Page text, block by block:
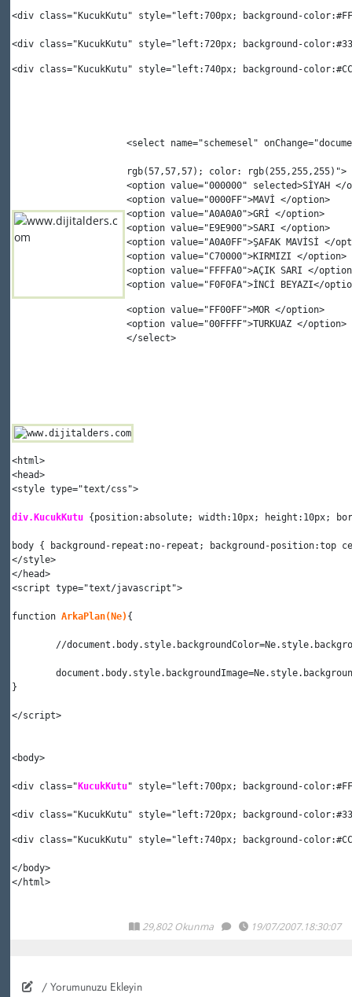
<div class="KucukKutu" style="left:700px; background-
<div class="KucukKutu" style="left:720px; background-
<div class="KucukKutu" style="left:740px; background-
<select name="schemesel" onChange=
rgb(57,57,57); color: rgb(255,255,255)">
<option value="000000" selected>SİYAH </
<option value="0000FF">MAVİ </option>
<option value="A0A0A0">GRİ </option>
<option value="E9E900">SARI </option>
<option value="A0A0FF">ŞAFAK MAVİSİ </
<option value="C70000">KIRMIZI </option>
<option value="FFFFA0">AÇIK SARI </option
<option value="F0F0FA">İNCİ BEYAZI</
<option value="FF00FF">MOR </option>
<option value="00FFFF">TURKUAZ </option>
</select>
<html>
<head>
<style type="text/css">
div.KucukKutu { position:absolute; width:10px; height:10px;
body { background-repeat:no-repeat; background-position:top
</style>
</head>
<script type="text/javascript">
function ArkaPlan(Ne) {
//
}
</script>
<body>
<div class=" KucukKutu" style="left:700px; background-
<div class="KucukKutu" style="left:720px; background-
<div class="KucukKutu" style="left:740px; background-
</body>
</html>
29,802 Okunma 19/07/2007.18:30:07
/ Yorumunuzu Ekleyin